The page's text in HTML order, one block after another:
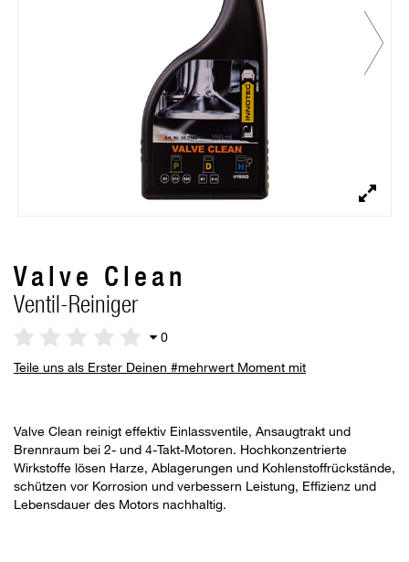
Valve Clean
Ventil-Reiniger
0
Teile uns als Erster Deinen #mehrwert Moment mit
Valve Clean reinigt effektiv Einlassventile, Ansaugtrakt und
Brennraum bei 2- und 4-Takt-Motoren. Hochkonzentrierte
Wirkstoffe lösen Harze, Ablagerungen und Kohlenstoffrückstände,
schützen vor Korrosion und verbessern Leistung, Effizienz und
Lebensdauer des Motors nachhaltig.